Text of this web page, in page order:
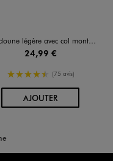
légère avec col montant femme
24,99 €
4.5/5 de moyenne
(75 avis)
AJOUTERAU PANIER